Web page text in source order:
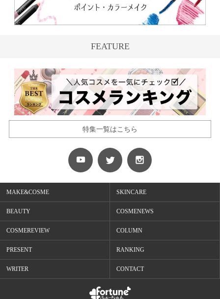
FEATURE
特集一覧はこちら
MAKE&COSME SKINCARE
BEAUTY COSMENEWS
COSMEREVIEW COLUMN
PRESENT RANKING
WRITER CONTACT